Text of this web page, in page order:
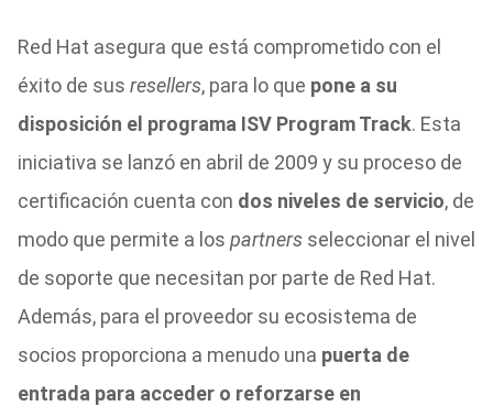
Red Hat asegura que está comprometido con el
éxito de sus resellers, para lo que pone a su
disposición el programa ISV Program Track. Esta
iniciativa se lanzó en abril de 2009 y su proceso de
certificación cuenta con dos niveles de servicio, de
modo que permite a los partnersseleccionar el nivel
de soporte que necesitan por parte de Red Hat.
Además, para el proveedor su ecosistema de
socios proporciona a menudo una puerta de
entrada para acceder o reforzarse en